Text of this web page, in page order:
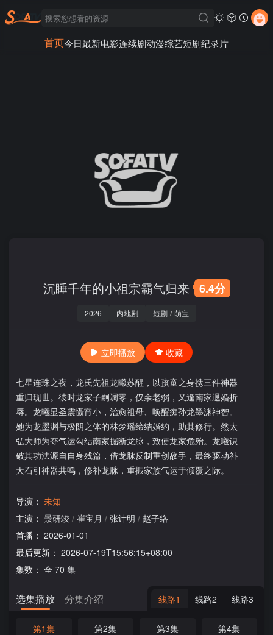
首页今日最新电影连续剧动漫综艺短剧纪录片
沉睡千年的小祖宗霸气归来 6.4分
2026 内地剧 短剧 / 萌宝
立即播放 收藏
七星连珠之夜，龙氏先祖龙曦苏醒，以孩童之身携三件神器
重归现世。彼时龙家子嗣凋零，仅余老弱，又逢南家退婚折
辱。龙曦显圣震慑宵小，治愈祖母、唤醒痴孙龙墨渊神智。
她为龙墨渊与极阴之体的林梦瑶缔结婚约，助其修行。然太
弘大师为夺气运勾结南家掘断龙脉，致使龙家危殆。龙曦识
破其功法源自自身残篇，借龙脉反制重创敌手，最终驱动补
天石引神器共鸣，修补龙脉，重振家族气运于倾覆之际。
导演： 未知
主演： 景研竣 / 崔宝月 / 张计明 / 赵子络
首播： 2026-01-01
最后更新： 2026-07-19T15:56:15+08:00
集数： 全 70 集
选集播放 分集介绍 线路1 线路2 线路3
第1集 第2集 第3集 第4集